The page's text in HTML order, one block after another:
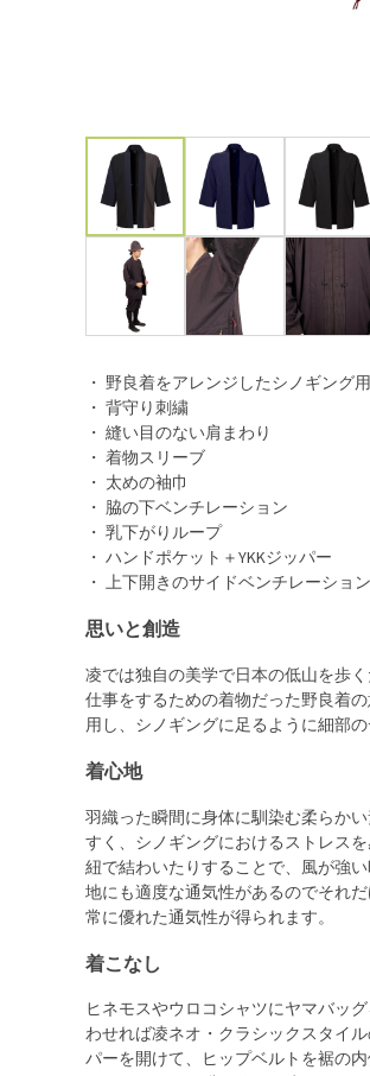
・ 野良着をアレンジしたシノギング
・ 背守り刺繍
・ 縫い目のない肩まわり
・ 着物スリーブ
・ 太めの袖巾
・ 脇の下ベンチレーション
・ 乳下がりループ
・ ハンドポケット＋YKKジッパー
・ 上下開きのサイドベンチレーショ
思いと創造
凌では独自の美学で日本の低山を歩
仕事をするための着物だった野良着
用し、シノギングに足るように細部
着心地
羽織った瞬間に身体に馴染む柔らか
すく、シノギングにおけるストレス
紐で結わいたりすることで、風が強
地にも適度な通気性があるのでそれ
常に優れた通気性が得られます。
着こなし
ヒネモスやウロコシャツにヤマバッ
わせれば凌ネオ・クラシックスタイ
パーを開けて、ヒップベルトを裾の